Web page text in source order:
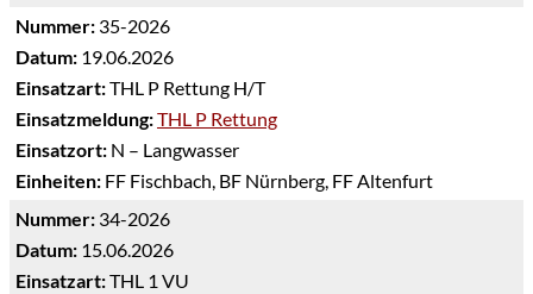
Nummer: 35-2026
Datum: 19.06.2026
Einsatzart:THL P Rettung H/T
Einsatzmeldung:THL P Rettung
Einsatzort: N – Langwasser
Einheiten: FF Fischbach, BF Nürnberg, FF Altenfurt
Nummer: 34-2026
Datum: 15.06.2026
Einsatzart:THL 1 VU